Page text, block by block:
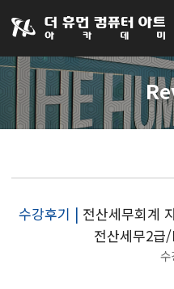
031-252-7277 수
로그인
수강후기 | 전산세무회계
전산세무2급
수
아카데미소개
인사말
오시는길
국비지원 무료교육